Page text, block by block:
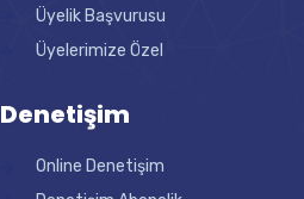
Üyelik Başvurusu
Üyelerimize Özel
Denetişim
Online Denetişim